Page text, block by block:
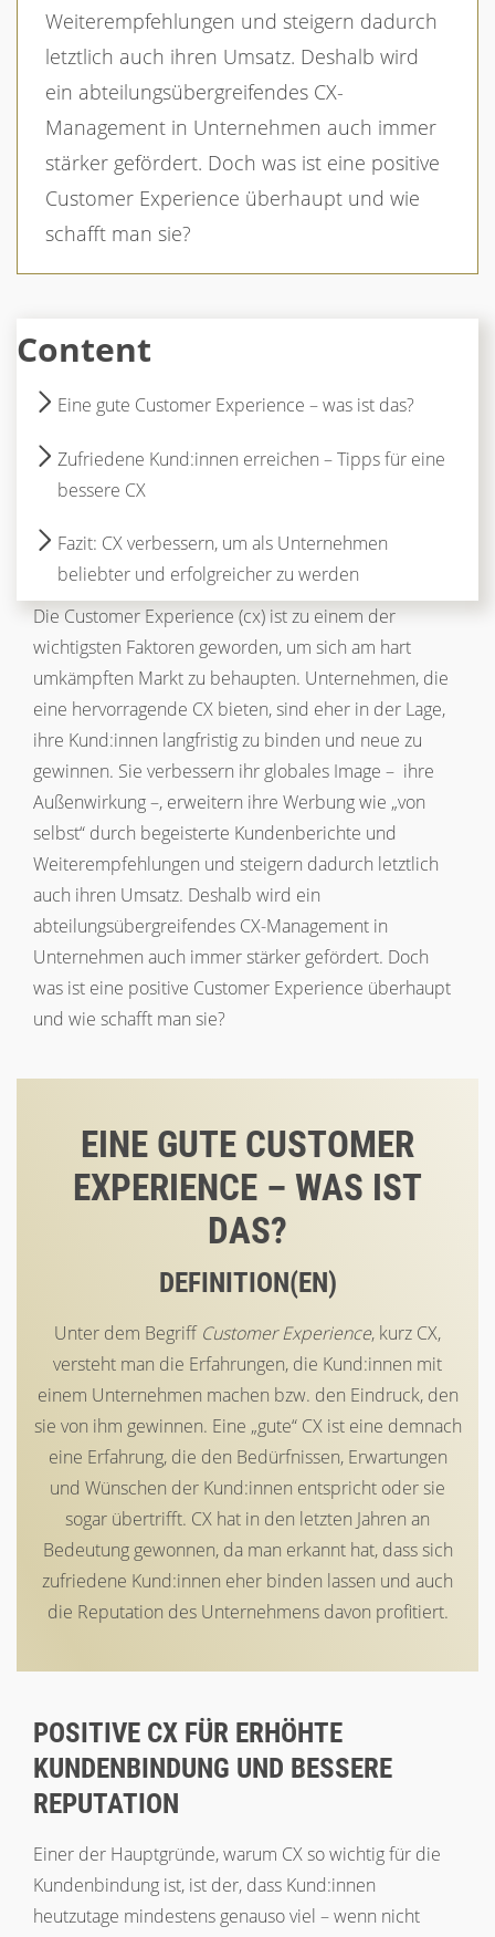
Weiterempfehlungen und steigern dadurch
letztlich auch ihren Umsatz. Deshalb wird
ein abteilungsübergreifendes CX-
Management in Unternehmen auch immer
stärker gefördert. Doch was ist eine positive
Customer Experience überhaupt und wie
schafft man sie?
Content
Eine gute Customer Experience – was ist das?
Zufriedene Kund:innen erreichen – Tipps für eine
bessere CX
Fazit: CX verbessern, um als Unternehmen
beliebter und erfolgreicher zu werden
Die Customer Experience (cx) ist zu einem der
wichtigsten Faktoren geworden, um sich am hart
umkämpften Markt zu behaupten. Unternehmen, die
eine hervorragende CX bieten, sind eher in der Lage,
ihre Kund:innen langfristig zu binden und neue zu
gewinnen. Sie verbessern ihr globales Image – ihre
Außenwirkung –, erweitern ihre Werbung wie „von
selbst“ durch begeisterte Kundenberichte und
Weiterempfehlungen und steigern dadurch letztlich
auch ihren Umsatz. Deshalb wird ein
abteilungsübergreifendes CX-Management in
Unternehmen auch immer stärker gefördert. Doch
was ist eine positive Customer Experience überhaupt
und wie schafft man sie?
EINE GUTE CUSTOMER
EXPERIENCE – WAS IST
DAS?
DEFINITION(EN)
Unter dem Begriff Customer Experience, kurz CX,
versteht man die Erfahrungen, die Kund:innen mit
einem Unternehmen machen bzw. den Eindruck, den
sie von ihm gewinnen. Eine „gute“ CX ist eine demnach
eine Erfahrung, die den Bedürfnissen, Erwartungen
und Wünschen der Kund:innen entspricht oder sie
sogar übertrifft. CX hat in den letzten Jahren an
Bedeutung gewonnen, da man erkannt hat, dass sich
zufriedene Kund:innen eher binden lassen und auch
die Reputation desUnternehmensdavon profitiert.
POSITIVE CX FÜR ERHÖHTE
KUNDENBINDUNG UND BESSERE
REPUTATION
Einer der Hauptgründe, warum CX so wichtig für die
Kundenbindung ist, ist der, dass Kund:innen
heutzutage mindestens genauso viel – wenn nicht